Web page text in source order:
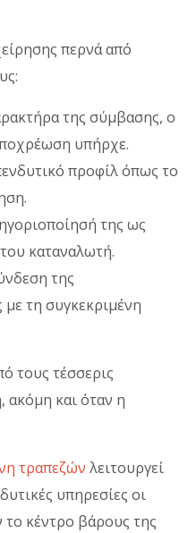
περνά από
της σύμβασης, ο
υπήρχε.
προφίλ όπως το
της ως
καταναλωτή.
της
τη συγκεκριμένη
τους τέσσερις
ακόμη και όταν η
τραπεζών λειτουργεί
υπηρεσίες οι
το κέντρο βάρους της